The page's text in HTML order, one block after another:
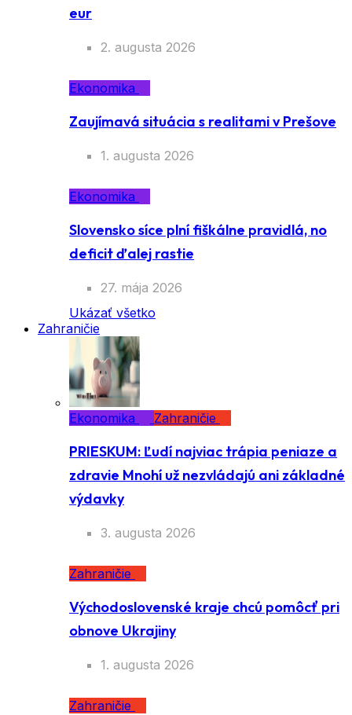
eur
2. augusta 2026
Ekonomika
Zaujímavá situácia s realitami v Prešove
1. augusta 2026
Ekonomika
Slovensko síce plní fiškálne pravidlá, no
deficit ďalej rastie
27. mája 2026
Ukázať všetko
Zahraničie
Ekonomika Zahraničie
PRIESKUM: Ľudí najviac trápia peniaze a
zdravie Mnohí už nezvládajú ani základné
výdavky
3. augusta 2026
Zahraničie
Východoslovenské kraje chcú pomôcť pri
obnove Ukrajiny
1. augusta 2026
Zahraničie